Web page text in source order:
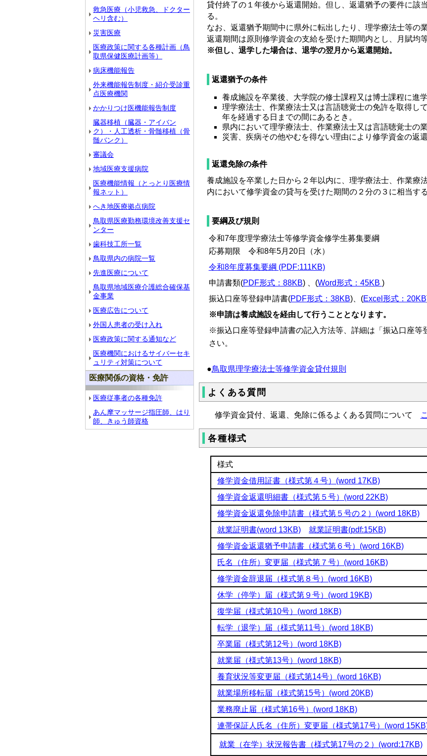
救急医療（小児救急、ドクター
ヘリ含む）
災害医療
医療政策に関する各種計画（鳥
取県保健医療計画等）
病床機能報告
外来機能報告制度・紹介受診重
点医療機関
かかりつけ医機能報告制度
臓器移植（臓器・アイバン
ク）・人工透析・骨髄移植（骨
髄バンク）
審議会
地域医療支援病院
医療機能情報（とっとり医療情
報ネット）
へき地医療拠点病院
鳥取県医療勤務環境改善支援セ
ンター
歯科技工所一覧
鳥取県内の病院一覧
先進医療について
鳥取県地域医療介護総合確保基
金事業
医療広告について
外国人患者の受け入れ
医療政策に関する通知など
医療機関におけるサイバーセキ
ュリティ対策について
医療関係の資格・免許
医療従事者の各種免許
あん摩マッサージ指圧師、はり
師、きゅう師資格
貸付終了の１年後から返還開始。但し、返還猶予の要件に該
る。
なお、返還猶予期間中に県外に転出したり、理学療法士等の
返還期間は原則修学資金の支給を受けた期間内とし、月賦均等
※但し、退学した場合は、退学の翌月から返還開始。
返還猶予の条件
養成施設を卒業後、大学院の修士課程又は博士課程に進
理学療法士、作業療法士又は言語聴覚士の免許を取得し
年を経過する日までの間にあるとき。
県内において理学療法士、作業療法士又は言語聴覚士の
災害、疾病その他やむを得ない理由により修学資金の返
返還免除の条件
養成施設を卒業した日から２年以内に、理学療法士、作業療
内において修学資金の貸与を受けた期間の２分の３に相当す
要綱及び規則
令和7年度理学療法士等修学資金修学生募集要綱
応募期限 令和8年5月20日（水）
令和8年度募集要綱 (PDF:111KB)
申請書類(PDF形式：88KB) 、(Word形式：45KB )
振込口座等登録申請書(PDF形式：38KB)、(Excel形式：20KB
※申請は養成施設を経由して行うこととなります。
※振込口座等登録申請書の記入方法等、詳細は「振込口座等
さい。
●鳥取県理学療法士等修学資金貸付規則
よくある質問
修学資金貸付、返還、免除に係るよくある質問について
各種様式
様式
修学資金借用証書（様式第４号）(word 17KB)
修学資金返還明細書（様式第５号）(word 22KB)
修学資金返還免除申請書（様式第５号の２）(word 18KB)
就業証明書(word 13KB)
就業証明書(pdf:15KB)
修学資金返還猶予申請書（様式第６号）(word 16KB)
氏名（住所）変更届（様式第７号）(word 16KB)
修学資金辞退届（様式第８号）(word 16KB)
休学（停学）届（様式第９号）(word 19KB)
復学届（様式第10号）(word 18KB)
転学（退学）届（様式第11号）(word 18KB)
卒業届（様式第12号）(word 18KB)
就業届（様式第13号）(word 18KB)
養育状況等変更届（様式第14号）(word 16KB)
就業場所移転届（様式第15号）(word 20KB)
業務廃止届（様式第16号）(word 18KB)
連帯保証人氏名（住所）変更届（様式第17号）(word
就業（在学）状況報告書（様式第17号の２）(word:17KB)